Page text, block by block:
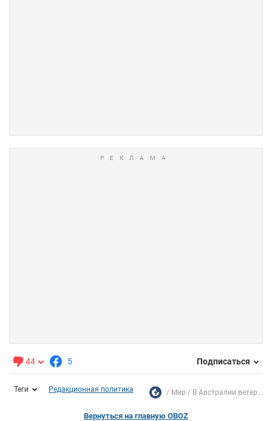
44 5 Подписаться
Теги Редакционная политика Мир В Австралии ветер...
Вернуться на главную OBOZ